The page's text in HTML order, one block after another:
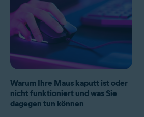
Warum Ihre Maus kaputt ist oder
nicht funktioniert und was Sie
dagegen tun können